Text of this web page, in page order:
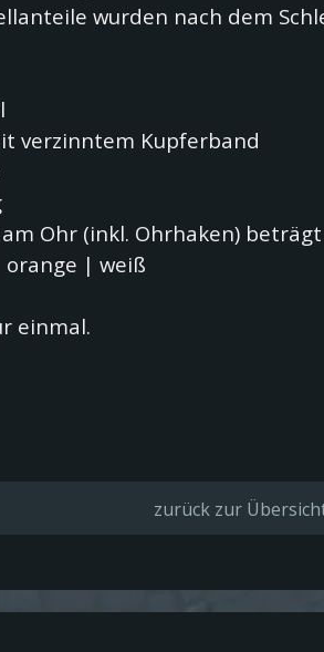
wurden nach dem
verzinntem Kupferband
Ohr (inkl. Ohrhaken)
| weiß
einmal.
zurück zur